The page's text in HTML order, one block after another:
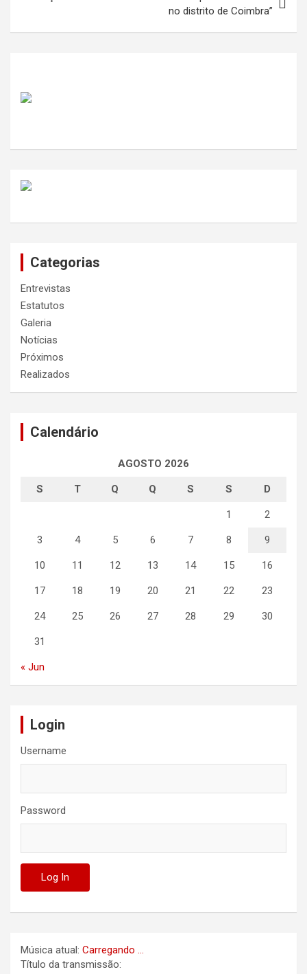
no distrito de Coimbra”
Categorias
Entrevistas
Estatutos
Galeria
Notícias
Próximos
Realizados
Calendário
AGOSTO 2026
S T Q Q S S D
1 2
3 4 5 6 7 8 9
10 11 12 13 14 15 16
17 18 19 20 21 22 23
24 25 26 27 28 29 30
31
« Jun
Login
Username
Password
Música atual: Carregando ...
Título da transmissão: